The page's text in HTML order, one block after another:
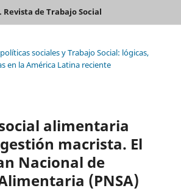
Revista de Trabajo Social
sociales y Trabajo Social: lógicas,
en la América Latina reciente
alimentaria
macrista. El
Nacional de
(PNSA)